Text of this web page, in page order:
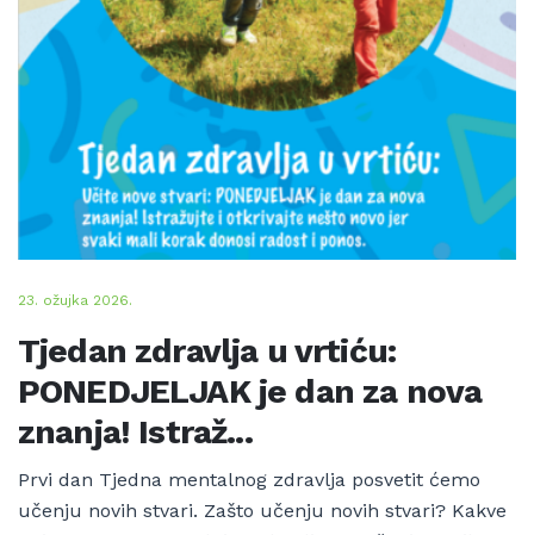
23. ožujka 2026.
Tjedan zdravlja u vrtiću:
PONEDJELJAK je dan za nova
znanja! Istraž...
Prvi dan Tjedna mentalnog zdravlja posvetit ćemo
učenju novih stvari. Zašto učenju novih stvari? Kakve